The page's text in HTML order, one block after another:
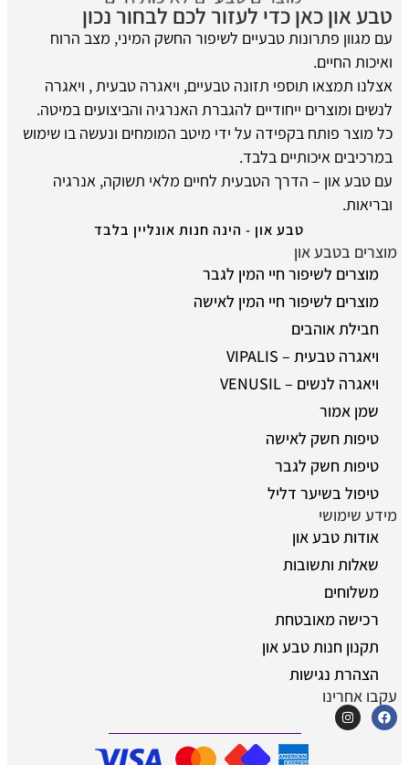
טבע און כאן כדי לעזור לכם לבחור נכון
עם מגוון פתרונות טבעיים לשיפור החשק המיני, מצב הרוח
ואיכות החיים.
אצלנו תמצאו תוספי תזונה טבעיים, ויאגרה טבעית , ויאגרה
לנשים ומוצרים ייחודיים להגברת האנרגיה והביצועים במיטה.
כל מוצר פותח בקפידה על ידי מיטב המומחים ונעשה בו שימוש
במרכיבים איכותיים בלבד.
עם טבע און – הדרך הטבעית לחיים מלאי תשוקה, אנרגיה
ובריאות.
טבע און - הינה חנות אונליין בלבד
מוצרים בטבע און
מוצרים לשיפור חיי המין לגבר
מוצרים לשיפור חיי המין לאישה
חבילת אוהבים
ויאגרה טבעית – VIPALIS
ויאגרה לנשים – VENUSIL
שמן אמור
טיפות חשק לאישה
טיפות חשק לגבר
טיפול בשיער דליל
מידע שימושי
אודות טבע און
שאלות ותשובות
משלוחים
רכישה מאובטחת
תקנון חנות טבע און
הצהרת נגישות
עקבו אחרינו